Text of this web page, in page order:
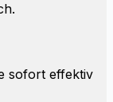
sofort effektiv